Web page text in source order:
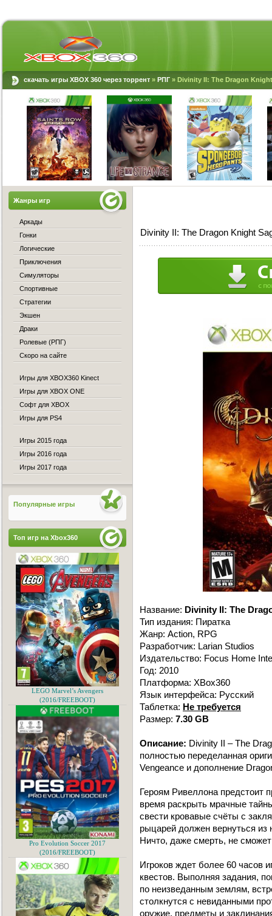
скачать игры XBOX 360 через торрент » РПГ » Divinity II: The Dragon Knight
Divinity II: The Dragon Knight
Название: Divinity II: The
Тип издания: Пиратка
Жанр: Action, RPG
Разработчик: Larian Studios
Издательство: Focus Home
Год: 2010
Платформа: XBox360
Язык интерфейса: Русский
Таблетка: Не требуется
Размер: 7.30 GB
Описание: Divinity II – The
полностью переделанная
Vengeance и дополнение
Героям Ривеллона предстоит
время раскрыть мрачные
свести кровавые счёты с
рыцарей должен вернуться из
Ничто, даже смерть, не
Игроков ждет более 60 часов
квестов. Выполняя задания,
по неизведанным землям,
столкнутся с невиданными
оружие, предметы и
Жанры игр
Аркады
Гонки
Логические
Приключения
Симуляторы
Спортивные
Стратегии
Экшен
Драки
Ролевые (РПГ)
Скоро на сайте
Игры для XBOX360 Kinect
Игры для XBOX ONE
Софт для XBOX
Игры для PS4
Игры 2015 года
Игры 2016 года
Игры 2017 года
Популярные игры
Топ игр на Xbox360
LEGO Marvel’s Avengers
(2016/FREEBOOT)
Pro Evolution Soccer 2017
(2016/FREEBOOT)